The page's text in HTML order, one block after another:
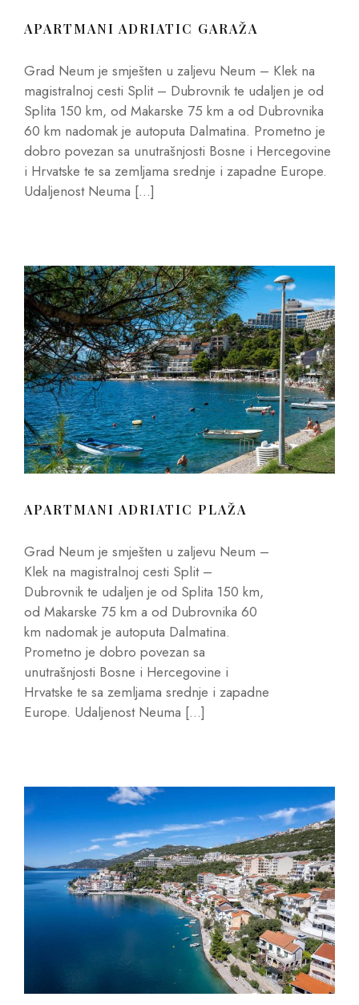
APARTMANI ADRIATIC GARAŽA
Grad Neum je smješten u zaljevu Neum – Klek na
magistralnoj cesti Split – Dubrovnik te udaljen je od
Splita 150 km, od Makarske 75 km a od Dubrovnika
60 km nadomak je autoputa Dalmatina. Prometno je
dobro povezan sa unutrašnjosti Bosne i Hercegovine
i Hrvatske te sa zemljama srednje i zapadne Europe.
Udaljenost Neuma […]
APARTMANI ADRIATIC PLAŽA
Grad Neum je smješten u zaljevu Neum –
Klek na magistralnoj cesti Split –
Dubrovnik te udaljen je od Splita 150 km,
od Makarske 75 km a od Dubrovnika 60
km nadomak je autoputa Dalmatina.
Prometno je dobro povezan sa
unutrašnjosti Bosne i Hercegovine i
Hrvatske te sa zemljama srednje i zapadne
Europe. Udaljenost Neuma […]